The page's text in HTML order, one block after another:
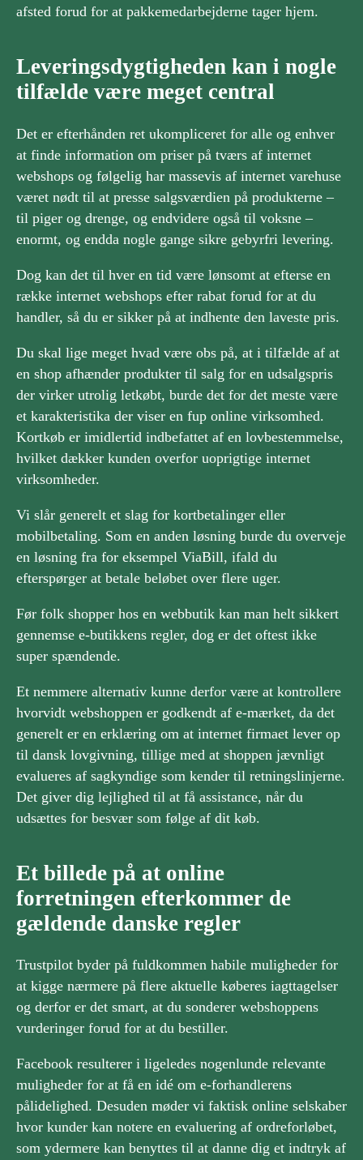
afsted forud for at pakkemedarbejderne tager hjem.
Leveringsdygtigheden kan i nogle
tilfælde være meget central
Det er efterhånden ret ukompliceret for alle og enhver
at finde information om priser på tværs af internet
webshops og følgelig har massevis af internet varehuse
været nødt til at presse salgsværdien på produkterne –
til piger og drenge, og endvidere også til voksne –
enormt, og endda nogle gange sikre gebyrfri levering.
Dog kan det til hver en tid være lønsomt at efterse en
række internet webshops efter rabat forud for at du
handler, så du er sikker på at indhente den laveste pris.
Du skal lige meget hvad være obs på, at i tilfælde af at
en shop afhænder produkter til salg for en udsalgspris
der virker utrolig letkøbt, burde det for det meste være
et karakteristika der viser en fup online virksomhed.
Kortkøb er imidlertid indbefattet af en lovbestemmelse,
hvilket dækker kunden overfor uoprigtige internet
virksomheder.
Vi slår generelt et slag for kortbetalinger eller
mobilbetaling. Som en anden løsning burde du overveje
en løsning fra for eksempel ViaBill, ifald du
efterspørger at betale beløbet over flere uger.
Før folk shopper hos en webbutik kan man helt sikkert
gennemse e-butikkens regler, dog er det oftest ikke
super spændende.
Et nemmere alternativ kunne derfor være at kontrollere
hvorvidt webshoppen er godkendt af e-mærket, da det
generelt er en erklæring om at internet firmaet lever op
til dansk lovgivning, tillige med at shoppen jævnligt
evalueres af sagkyndige som kender til retningslinjerne.
Det giver dig lejlighed til at få assistance, når du
udsættes for besvær som følge af dit køb.
Et billede på at online
forretningen efterkommer de
gældende danske regler
Trustpilot byder på fuldkommen habile muligheder for
at kigge nærmere på flere aktuelle køberes iagttagelser
og derfor er det smart, at du sonderer webshoppens
vurderinger forud for at du bestiller.
Facebook resulterer i ligeledes nogenlunde relevante
muligheder for at få en idé om e-forhandlerens
pålidelighed. Desuden møder vi faktisk online selskaber
hvor kunder kan notere en evaluering af ordreforløbet,
som ydermere kan benyttes til at danne dig et indtryk af